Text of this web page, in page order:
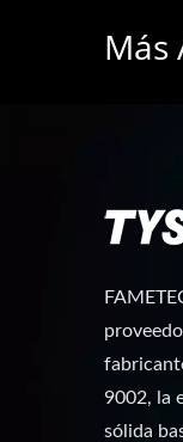
Más
9002, la
sólida